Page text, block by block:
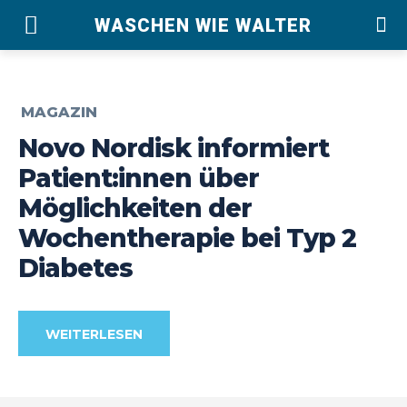
WASCHEN WIE WALTER
MAGAZIN
Novo Nordisk informiert
Patient:innen über
Möglichkeiten der
Wochentherapie bei Typ 2
Diabetes
WEITERLESEN